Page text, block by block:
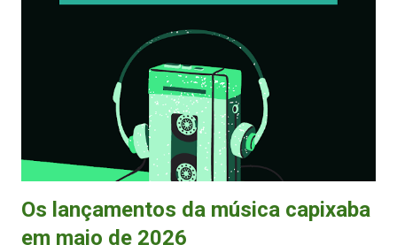
Os lançamentos da música capixaba
em maio de 2026